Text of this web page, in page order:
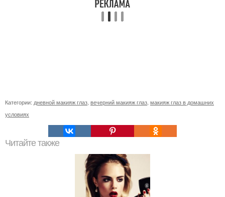
Категории: дневной макияж глаз вечерний макияж глаз макияж глаз в домашних
условиях
Читайте также